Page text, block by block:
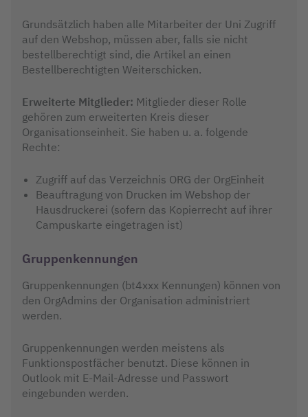
Grundsätzlich haben alle Mitarbeiter der Uni Zugriff
auf den Webshop, müssen aber, falls sie nicht
bestellberechtigt sind, die Artikel an einen
Bestellberechtigten Weiterschicken.
Erweiterte Mitglieder: Mitglieder dieser Rolle
gehören zum erweiterten Kreis dieser
Organisationseinheit. Sie haben u. a. folgende
Rechte:
Zugriff auf das Verzeichnis ORG der OrgEinheit
Beauftragung von Drucken im Webshop der
Hausdruckerei (sofern das Kopierrecht auf ihrer
Campuskarte eingetragen ist)
Gruppenkennungen
Gruppenkennungen (bt4xxx Kennungen) können von
den OrgAdmins der Organisation administriert
werden.
Gruppenkennungen werden meistens als
Funktionspostfächer benutzt. Diese können in
Outlook mit E-Mail-Adresse und Passwort
eingebunden werden.